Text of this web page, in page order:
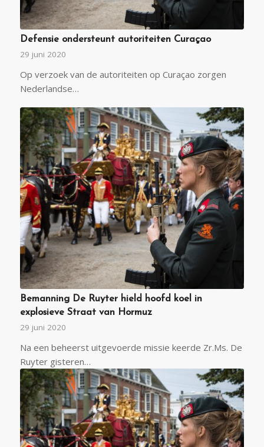
Defensie ondersteunt autoriteiten Curaçao
29 juni 2020
Op verzoek van de autoriteiten op Curaçao zorgen
Nederlandse…
Bemanning De Ruyter hield hoofd koel in
explosieve Straat van Hormuz
29 juni 2020
Na een beheerst uitgevoerde missie keerde Zr.Ms. De
Ruyter gisteren…